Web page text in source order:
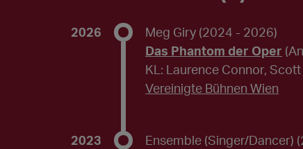
2026 Meg Giry (2024 - 2026)
Das Phantom der Oper
KL: Laurence Connor,
Vereinigte Bühnen Wien
2023 Ensemble (Singer/Dancer)